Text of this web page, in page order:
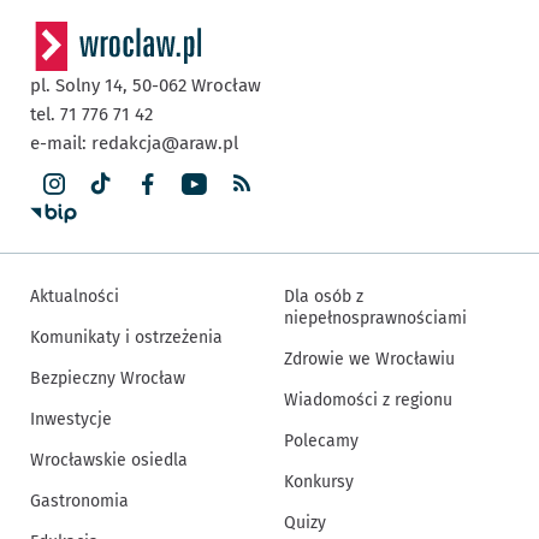
pl. Solny 14, 50-062 Wrocław
tel. 71 776 71 42
e-mail: redakcja@araw.pl
Aktualności
Komunikaty i ostrzeżenia
Bezpieczny Wrocław
Inwestycje
Wrocławskie osiedla
Gastronomia
Dla osób z
niepełnosprawnościami
Zdrowie we Wrocławiu
Wiadomości z regionu
Polecamy
Konkursy
Quizy